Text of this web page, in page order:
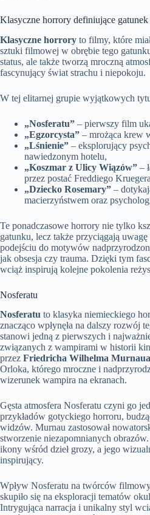
Klasyczne horrory definiujące gatunek
Klasyczne horrory to filmy, które
sztuki filmowej w obrębie tego
status, ale także tworzą mroczną
fascynujący świat strachu i niepokoju.
W tej elitarnej grupie wyjątkowych
„Nosferatu” – pierwszy film
„Egzorcysta” – mrożąca krew
„Lśnienie” – eksplorujący
nawiedzonym hotelu,
„Koszmar z Ulicy Wiązów” –
przez postać Freddiego
„Dziecko Rosemary” –
macierzyństwem oraz
Te ponadczasowe horrory nie tylko
gatunku, lecz także przyciągają
podejściu do motywów
jak obsesja czy trauma. Dzięki tym
wciąż inspirują kolejne pokolenia
Nosferatu
Nosferatu to klasyka niemieckiego
znacząco wpłynęła na dalszy rozwój
stanowi jedną z pierwszych i
związanych z wampirami w historii
przez Friedricha Wilhelma Murnaua
Orloka, którego mroczne i
wizerunek wampira na ekranach.
Gęsta atmosfera Nosferatu czyni go
przykładów gotyckiego horroru,
widzów. Murnau zastosował
stworzenie niezapomnianych
ikony wśród dzieł grozy, a jego
inspirujący.
Wpływ Nosferatu na twórców
skupiło się na eksploracji tematów
Intrygująca narracja i unikalny styl